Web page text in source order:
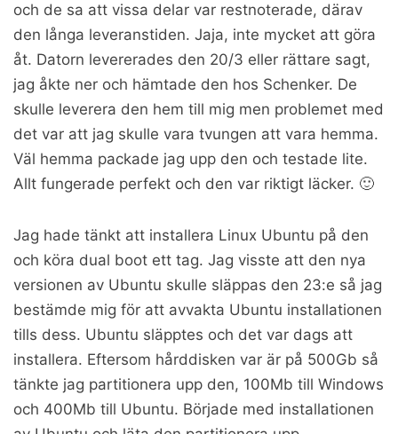
och de sa att vissa delar var restnoterade, därav
den långa leveranstiden. Jaja, inte mycket att göra
åt. Datorn levererades den 20/3 eller rättare sagt,
jag åkte ner och hämtade den hos Schenker. De
skulle leverera den hem till mig men problemet med
det var att jag skulle vara tvungen att vara hemma.
Väl hemma packade jag upp den och testade lite.
Allt fungerade perfekt och den var riktigt läcker. 🙂
Jag hade tänkt att installera Linux Ubuntu på den
och köra dual boot ett tag. Jag visste att den nya
versionen av Ubuntu skulle släppas den 23:e så jag
bestämde mig för att avvakta Ubuntu installationen
tills dess. Ubuntu släpptes och det var dags att
installera. Eftersom hårddisken var är på 500Gb så
tänkte jag partitionera upp den, 100Mb till Windows
och 400Mb till Ubuntu. Började med installationen